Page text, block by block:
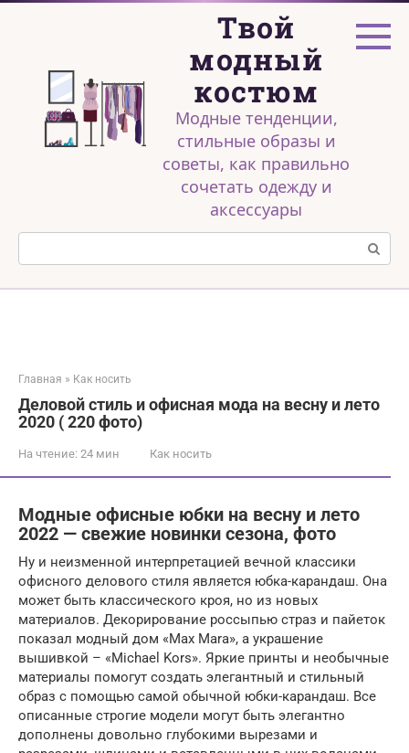
Перейти
Твой
модный
костюм
Модные тенденции,
стильные образы и
советы, как правильно
сочетать одежду и
аксессуары
Поиск:
Главная » Как носить
Деловой стиль и офисная мода на весну и лето
2020 ( 220 фото)
На чтение: 24 мин Как носить
Модные офисные юбки на весну и лето
2022 — свежие новинки сезона, фото
Ну и неизменной интерпретацией вечной классики
офисного делового стиля является юбка-карандаш. Она
может быть классического кроя, но из новых
материалов. Декорирование россыпью страз и пайеток
показал модный дом «Max Mara», а украшение
вышивкой – «Michael Kors». Яркие принты и необычные
материалы помогут создать элегантный и стильный
образ с помощью самой обычной юбки-карандаш. Все
описанные строгие модели могут быть элегантно
дополнены довольно глубокими вырезами и